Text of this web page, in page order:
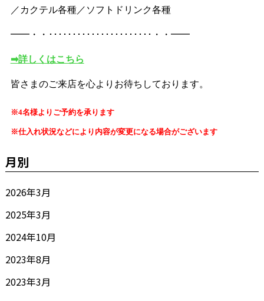
／カクテル各種／ソフトドリンク各種
━━・・･･････････････････････・・━━
➡詳しくはこちら
皆さまのご来店を心よりお待ちしております。
※4名様よりご予約を承ります
※仕入れ状況などにより内容が変更になる場合がございます
月別
2026年3月
2025年3月
2024年10月
2023年8月
2023年3月